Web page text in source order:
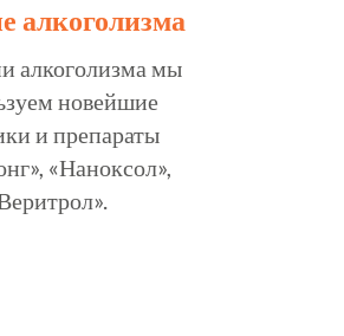
алкоголизма
алкоголизма мы
новейшие
и препараты
«Наноксол»,